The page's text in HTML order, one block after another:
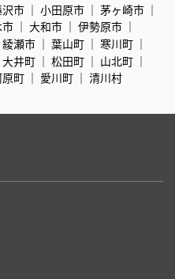
市 小田原市
茅ヶ崎市
大和市
伊勢原市
綾瀬市 葉山町
寒川町
大井町 松田町
山北町
町 愛川町 清川村